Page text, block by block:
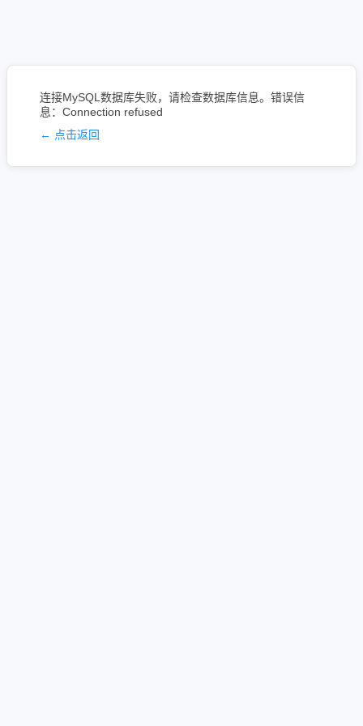
连接MySQL数据库失败，请检查数据库信息。错误信
息：Connection refused
← 点击返回